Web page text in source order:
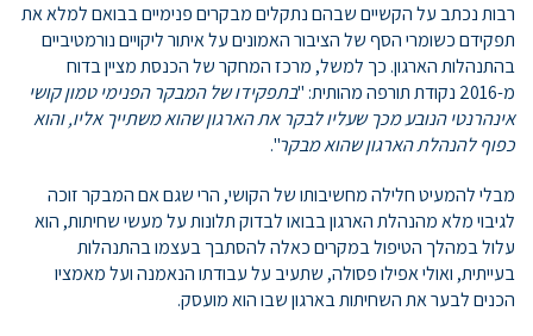
רבות נכתב על הקשיים שבהם נתקלים מבקרים פנימיים בבואם למלא את
תפקידם כשומרי הסף של הציבור האמונים על איתור ליקויים נורמטיביים
בהתנהלות הארגון. כך למשל, מרכז המחקר של הכנסת מציין בדוח
מ-2016 נקודת תורפה מהותית: "
בתפקידו של המבקר הפנימי טמון קושי
אינהרנטי הנובע מכך שעליו לבקר את הארגון שהוא משתייך אליו, והוא
כפוף להנהלת הארגון שהוא מבקר".
מבלי להמעיט חלילה מחשיבותו של הקושי, הרי שגם אם המבקר זוכה
לגיבוי מלא מהנהלת הארגון בבואו לבדוק תלונות על מעשי שחיתות, הוא
עלול במהלך הטיפול במקרים כאלה להסתבך בעצמו בהתנהלות
בעייתית, ואולי אפילו פסולה, שתעיב על עבודתו הנאמנה ועל מאמציו
הכנים לבער את השחיתות בארגון שבו הוא מועסק.